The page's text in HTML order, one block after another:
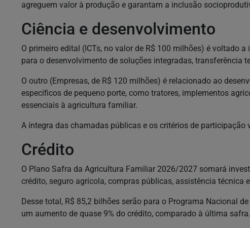
agreguem valor à produção e garantam a inclusão
Ciência e desenvolvimento
O primeiro edital (ICTs, no valor de R$ 100 milhões) é voltado
para o desenvolvimento de soluções integradas, transferência
O outro (Empresas, de R$ 120 milhões) é relacionado ao
específicos de pequeno porte, como tratores, implementos
essenciais à agricultura familiar.
A íntegra das chamadas públicas e os critérios de
Crédito
O Plano Safra da Agricultura Familiar 2026/2027 somará
crédito, seguro agrícola, compras públicas, assistência técnica
Desse total, R$ 85,2 bilhões serão para o Programa Nacional
um aumento de quase 9% do crédito, comparado à última safra.